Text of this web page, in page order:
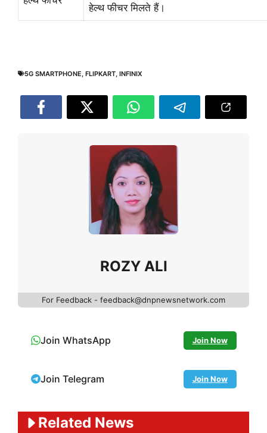
हेल्थ फीचर मिलते हैं।
5G SMARTPHONE FLIPKART INFINIX
ROZY ALI
For Feedback - feedback@dnpnewsnetwork.com
Join WhatsApp Join Now
Join Telegram Join Now
Related News